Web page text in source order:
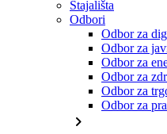
Stajališta
Odbori
Odbor za
Odbor za
Odbor za
Odbor za
Odbor za
Odbor za
chevron_right